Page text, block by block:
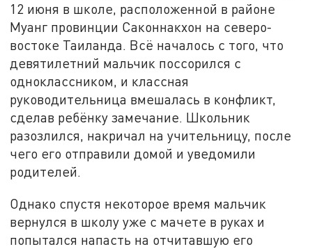
12 июня в школе, расположенной в районе
Муанг провинции Саконнакхон на северо-
востоке Таиланда. Всё началось с того, что
девятилетний мальчик поссорился с
одноклассником, и классная
руководительница вмешалась в конфликт,
сделав ребёнку замечание. Школьник
разозлился, накричал на учительницу, после
чего его отправили домой и уведомили
родителей.
Однако спустя некоторое время мальчик
вернулся в школу уже с мачете в руках и
попытался напасть на отчитавшую его